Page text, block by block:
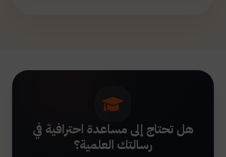
هل تحتاج إلى مساعدة احترافية في
رسالتك العلمية؟